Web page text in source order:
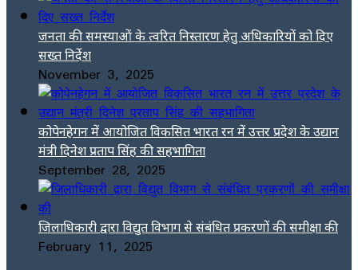
जनता की समस्याओं के त्वरित निस्तारण हेतु अधिकारियों को दिए
सख्त निर्देश
November 3, 2025
कोपेनहेगन में आयोजित विकसित भारत रन में उत्तर प्रदेश के उद्यान
मंत्री दिनेश प्रताप सिंह की सहभागिता
September 28, 2025
जिलाधिकारी द्वारा विद्युत विभाग से संबंधित प्रकरणों की समीक्षा की
February 11, 2025